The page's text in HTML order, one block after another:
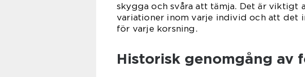
skygga och svåra att tämja. Det är viktigt
variationer inom varje individ och att det
för varje korsning.
Historisk genomgång av